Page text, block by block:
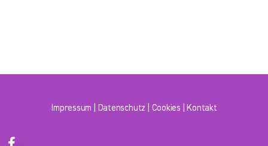
Impressum Datenschutz Cookies Kontakt